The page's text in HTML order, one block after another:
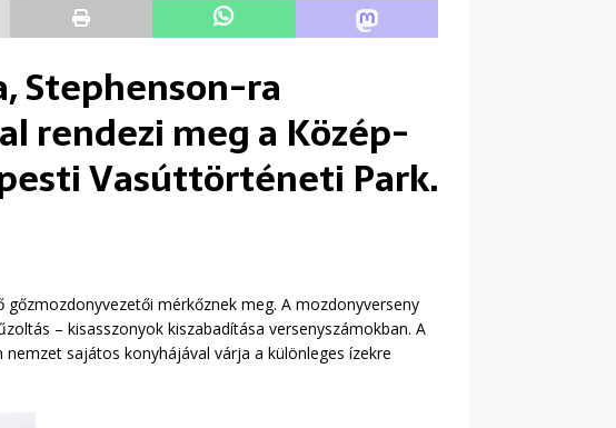
Stephenson-ra
rendezi meg a Közép-
Vasúttörténeti Park.
mérkőznek meg. A mozdonyverseny
– kisasszonyok kiszabadítása versenyszámokban. A
sajátos konyhájával várja a különleges ízekre